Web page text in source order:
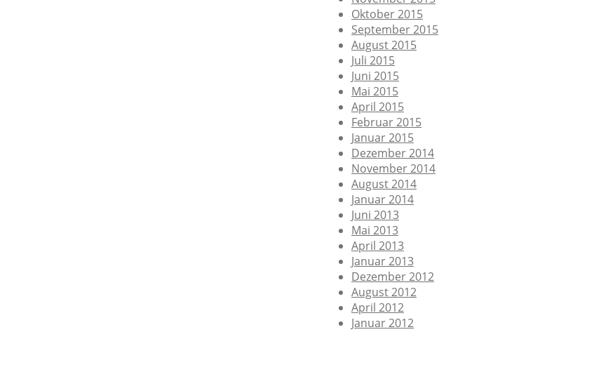
Oktober 2015
September 2015
August 2015
Juli 2015
Juni 2015
Mai 2015
April 2015
Februar 2015
Januar 2015
Dezember 2014
November 2014
August 2014
Januar 2014
Juni 2013
Mai 2013
April 2013
Januar 2013
Dezember 2012
August 2012
April 2012
Januar 2012